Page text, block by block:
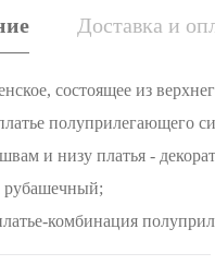
Доставка и
состоящее из
полуприлегающего
и низу платья -
рубашечный;
комбинация
из плательного крепа.